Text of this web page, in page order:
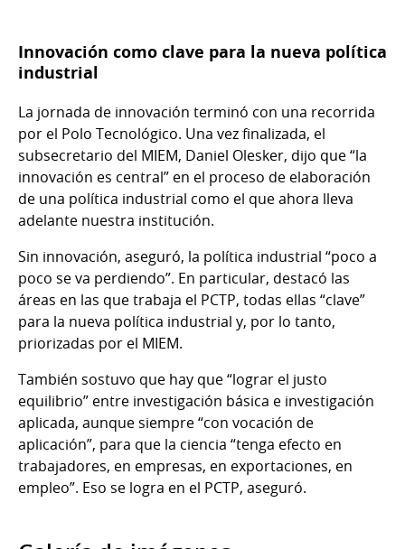
Innovación como clave para la nueva política
industrial
La jornada de innovación terminó con una recorrida
por el Polo Tecnológico. Una vez finalizada, el
subsecretario del MIEM, Daniel Olesker, dijo que “la
innovación es central” en el proceso de elaboración
de una política industrial como el que ahora lleva
adelante nuestra institución.
Sin innovación, aseguró, la política industrial “poco a
poco se va perdiendo”. En particular, destacó las
áreas en las que trabaja el PCTP, todas ellas “clave”
para la nueva política industrial y, por lo tanto,
priorizadas por el MIEM.
También sostuvo que hay que “lograr el justo
equilibrio” entre investigación básica e investigación
aplicada, aunque siempre “con vocación de
aplicación”, para que la ciencia “tenga efecto en
trabajadores, en empresas, en exportaciones, en
empleo”. Eso se logra en el PCTP, aseguró.